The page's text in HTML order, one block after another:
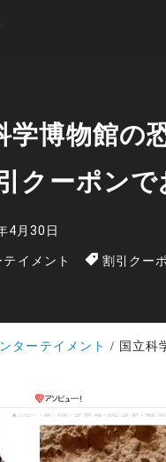
学博物館
クーポン
4月30日
イメント
割引クー
ターテイメント 国立科学